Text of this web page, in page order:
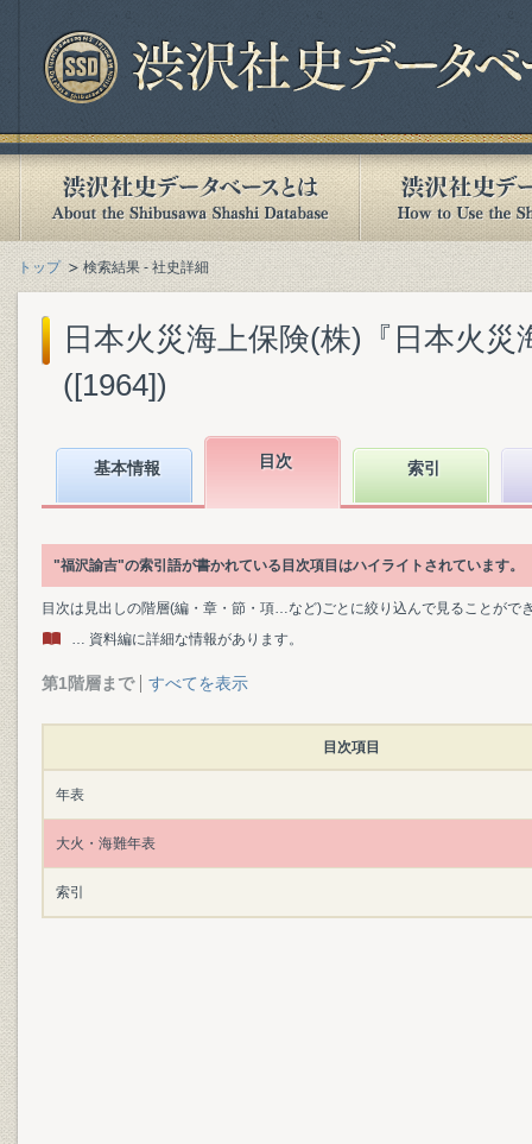
トップ 検索結果 - 社史詳細
日本火災海上保険(株)『日本火
([1964])
基本情報 目次 索引
"福沢諭吉"の索引語が書かれている目次項目はハイライトされています。
目次は見出しの階層(編・章・節・項…など)ごとに絞り込んで見ることがで
… 資料編に詳細な情報があります。
第1階層まで すべてを表示
目次項目
年表
大火・海難年表
索引